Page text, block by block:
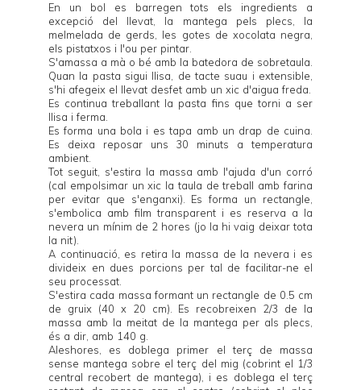
En un bol es barregen tots els ingredients a
excepció del llevat, la mantega pels plecs, la
melmelada de gerds, les gotes de xocolata negra,
els pistatxos i l'ou per pintar.
S'amassa a mà o bé amb la batedora de sobretaula.
Quan la pasta sigui llisa, de tacte suau i extensible,
s'hi afegeix el llevat desfet amb un xic d'aigua freda.
Es continua treballant la pasta fins que torni a ser
llisa i ferma.
Es forma una bola i es tapa amb un drap de cuina.
Es deixa reposar uns 30 minuts a temperatura
ambient.
Tot seguit, s'estira la massa amb l'ajuda d'un corró
(cal empolsimar un xic la taula de treball amb farina
per evitar que s'enganxi). Es forma un rectangle,
s'embolica amb film transparent i es reserva a la
nevera un mínim de 2 hores (jo la hi vaig deixar tota
la nit).
A continuació, es retira la massa de la nevera i es
divideix en dues porcions per tal de facilitar-ne el
seu processat.
S'estira cada massa formant un rectangle de 0.5 cm
de gruix (40 x 20 cm). Es recobreixen 2/3 de la
massa amb la meitat de la mantega per als plecs,
és a dir, amb 140 g.
Aleshores, es doblega primer el terç de massa
sense mantega sobre el terç del mig (cobrint el 1/3
central recobert de mantega), i es doblega el terç